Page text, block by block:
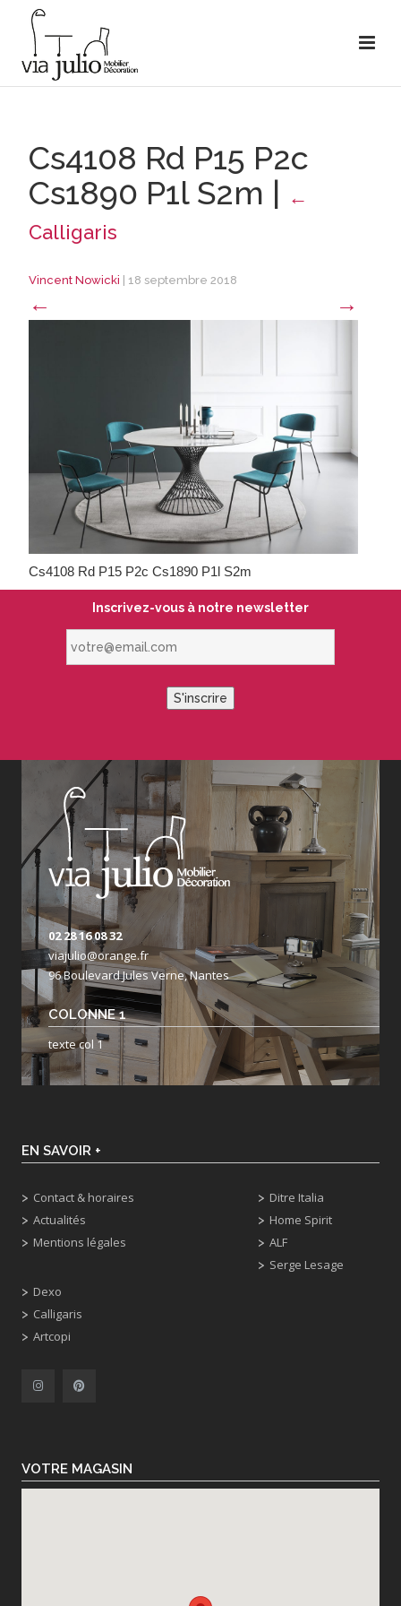
Cs4108 Rd P15 P2c
Cs1890 P1l S2m | ←
Calligaris
Vincent Nowicki 18 septembre 2018
← →
Cs4108 Rd P15 P2c Cs1890 P1l S2m
Inscrivez-vous à notre newsletter
S'inscrire
02 28 16 08 32
viajulio@orange.fr
96 Boulevard Jules Verne, Nantes
COLONNE 1
texte col 1
EN SAVOIR +
Contact & horaires
Actualités
Mentions légales
Dexo
Calligaris
Artcopi
Ditre Italia
Home Spirit
ALF
Serge Lesage
VOTRE MAGASIN